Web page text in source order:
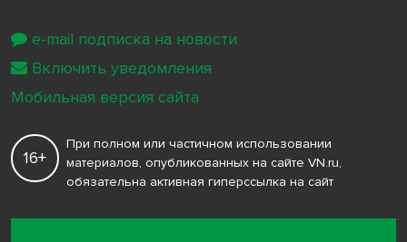
16+
При полном или частичном использовании
материалов, опубликованных на сайте VN.ru,
обязательна активная гиперссылка на сайт
e-mail подписка на новости
Включить уведомления
Мобильная версия сайта